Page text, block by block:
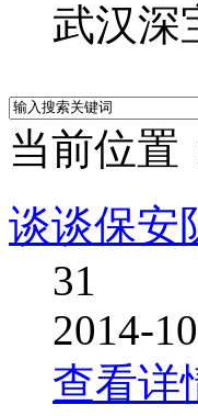
武汉深
当前位置
谈谈保安
31
2014-10
查看详